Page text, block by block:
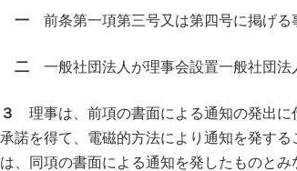
一 前条第一項第三号又は第四号に掲げる
二 一般社団法人が理事会設置一般社団法
３
理事は、前項の書面による通知の発出に
承諾を得て、電磁的方法により通知を発す
は、同項の書面による通知を発したものとみ